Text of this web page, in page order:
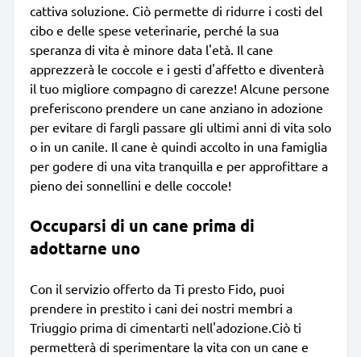
cattiva soluzione. Ciò permette di ridurre i costi del
cibo e delle spese veterinarie, perché la sua
speranza di vita è minore data l'età. Il cane
apprezzerà le coccole e i gesti d'affetto e diventerà
il tuo migliore compagno di carezze! Alcune persone
preferiscono prendere un cane anziano in adozione
per evitare di fargli passare gli ultimi anni di vita solo
o in un canile. Il cane è quindi accolto in una famiglia
per godere di una vita tranquilla e per approfittare a
pieno dei sonnellini e delle coccole!
Occuparsi di un cane prima di
adottarne uno
Con il servizio offerto da Ti presto Fido, puoi
prendere in prestito i cani dei nostri membri a
Triuggio prima di cimentarti nell'adozione.Ciò ti
permetterà di sperimentare la vita con un cane e